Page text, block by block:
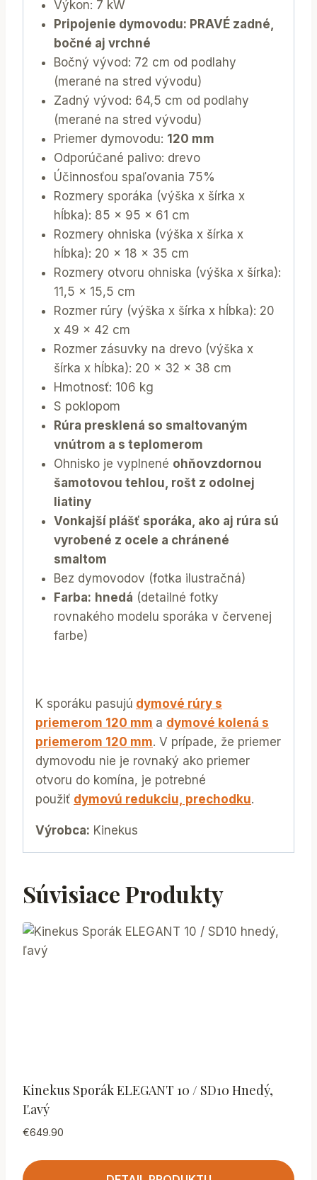
Výkon: 7 kW
Pripojenie dymovodu: PRAVÉ zadné,
bočné aj vrchné
Bočný vývod: 72 cm od podlahy
(merané na stred vývodu)
Zadný vývod: 64,5 cm od podlahy
(merané na stred vývodu)
Priemer dymovodu: 120 mm
Odporúčané palivo: drevo
Účinnosťou spaľovania 75%
Rozmery sporáka (výška x šírka x
hĺbka): 85 x 95 x 61 cm
Rozmery ohniska (výška x šírka x
hĺbka): 20 x 18 x 35 cm
Rozmery otvoru ohniska (výška x šírka):
11,5 x 15,5 cm
Rozmer rúry (výška x šírka x hĺbka): 20
x 49 x 42 cm
Rozmer zásuvky na drevo (výška x
šírka x hĺbka): 20 x 32 x 38 cm
Hmotnosť: 106 kg
S poklopom
Rúra presklená so smaltovaným
vnútrom a s teplomerom
​Ohnisko je vyplnené ohňovzdornou
šamotovou tehlou, rošt z odolnej
liatiny
Vonkajší plášť sporáka, ako aj rúra sú
vyrobené z ocele a chránené
smaltom
Bez dymovodov (fotka ilustračná)
Farba: hnedá (detailné fotky
rovnakého modelu sporáka v červenej
farbe)
K sporáku pasujú dymové rúry s
priemerom 120 mm a dymové kolená s
priemerom 120 mm. V prípade, že priemer
dymovodu nie je rovnaký ako priemer
otvoru do komína, je potrebné
použiť dymovú redukciu, prechodku.
Výrobca: Kinekus
Súvisiace Produkty
Kinekus Sporák ELEGANT 10 / SD10 Hnedý,
Ľavý
€649.90